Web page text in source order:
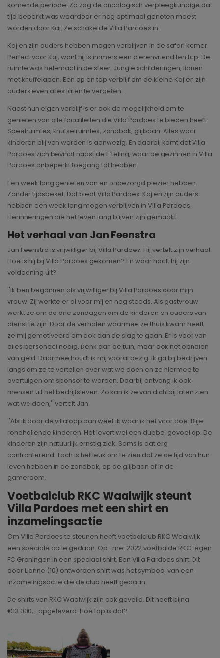
komende periode. Zo zag de oncologisch verpleegkundige dat
tijd beperkt was waardoor er nog optimaal genoten moest
worden door Kaj. Ze schakelde Villa Pardoes in.
Kaj en zijn ouders hebben mogen verblijven in de safari kamer.
Perfect voor Kaj, want hij is immers een dierenvriend ten top. De
ruimte was helemaal in de sfeer. Jungle schilderingen, lianen
met knuffelapen. Een op en top verblijf om de kleine Kaj en zijn
ouders even alles laten te vergeten.
Naast hun eigen verblijf is er ook de mogelijkheid om te
genieten van alle facaliteiten die Villa Pardoes te bieden heeft.
Speelruimtes, knutselruimtes, zandbak, glijbaan. Alles waar
kinderen blij van worden is aanwezig. En daarbij komt dat Villa
Pardoes zich bevindt naast de Efteling, waar de gezinnen in Villa
Pardoes onbeperkt toegang tot hebben.
Een week lang genieten van en onbezorgd plezier hebben.
Zonder tijdsbesef. Dat biedt Villa Pardoes. Kaj en zijn ouders
hebben een week lang mogen verblijven in Villa Pardoes.
Herinneringen die het leven lang blijven zijn gemaakt.
Het verhaal van Jan Feenstra
Jan Feenstra is vrijwilliger bij Villa Pardoes. Hij vertelt zijn verhaal.
Hoe is hij bij Villa Pardoes gekomen? En waar haalt hij zijn
voldoening uit?
''Ik ben begonnen als vrijwilliger bij Villa Pardoes door mijn
vrouw. Zij werkte er al voor mij en nog steeds. Als gastvrouw
werkt ze om de drie zondagen om de kinderen en ouders van
dienst te zijn. Door de verhalen waarmee ze thuis kwam heeft
ze mij gemotiveerd om ook aan de slag te gaan. Er is voor van
alles personeel nodig. Denk aan de tuin, maar ook het ophalen
van geld. Daarmee houdt ik mij vooral bezig. Ik ga bij bedrijven
langs om ze te vertellen over wat we doen en ze hiermee te
overtuigen om sponsor te worden. Daarbij ontvang ik ook
mensen uit het bedrijfsleven. Zo kan ik ze van dichtbij laten zien
wat we doen,'' vertelt Jan.
''Als ik door de villaloop dan weet ik waar ik het voor doe. Blije
rondhollende kinderen. Het levert wel een dubbel gevoel op. De
kinderen zijn natuurlijk ernstig ziek. Soms is dat erg
confronterend. Toch is het leuk om te zien dat ze de tijd van hun
leven hebben in de zandbak, op de glijbaan of in de
gameroom.
Voetbalclub RKC Waalwijk steunt
Villa Pardoes met een shirt en
inzamelingsactie
Om Villa Pardoes te steunen heeft voetbalclub RKC Waalwijk
een speciale actie gedaan. Op 1 mei 2022 voetbalde RKC tegen
FC Groningen in een speciaal shirt. Een Villa Pardoes shirt. Dit
door Lianne (10) ontworpen shirt was het symbool van een
inzamelingsactie die de club heeft gedaan.
De shirts van RKC Waalwijk zijn ook geveild. Dit heeft bijna
€13.000,- opgeleverd. Hoe top is dat?